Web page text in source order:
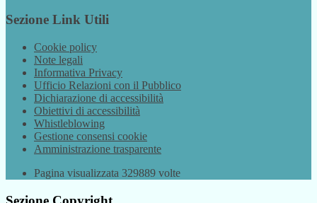
Sezione Link Utili
Cookie policy
Note legali
Informativa Privacy
Ufficio Relazioni con il Pubblico
Dichiarazione di accessibilità
Obiettivi di accessibilità
Whistleblowing
Gestione consensi cookie
Amministrazione trasparente
Pagina visualizzata 329889 volte